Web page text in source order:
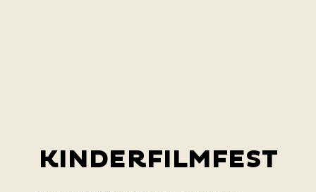
KINDERFILMFEST
KINDERFILMFEST